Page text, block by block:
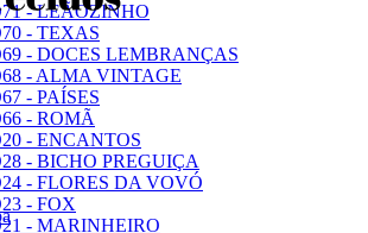
- LEÃOZINHO
- TEXAS
- DOCES LEMBRANÇAS
- ALMA VINTAGE
- PAÍSES
- ROMÃ
- ENCANTOS
- BICHO PREGUIÇA
- FLORES DA VOVÓ
- FOX
- MARINHEIRO